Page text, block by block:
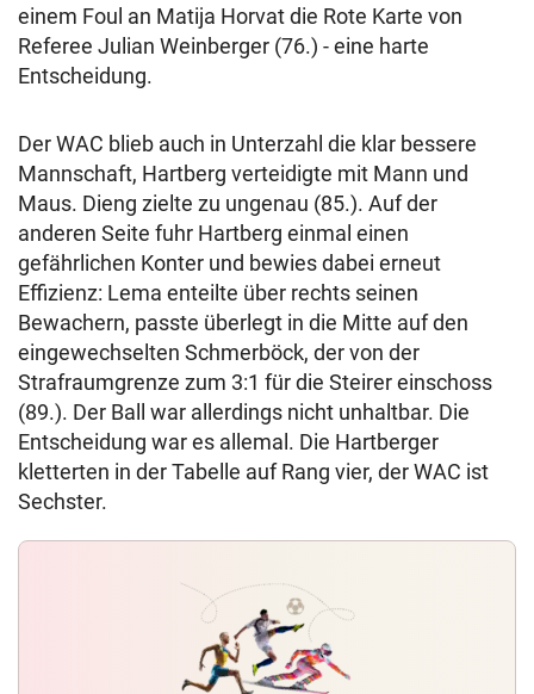
einem Foul an Matija Horvat die Rote Karte von
Referee Julian Weinberger (76.) - eine harte
Entscheidung.
Der WAC blieb auch in Unterzahl die klar bessere
Mannschaft, Hartberg verteidigte mit Mann und
Maus. Dieng zielte zu ungenau (85.). Auf der
anderen Seite fuhr Hartberg einmal einen
gefährlichen Konter und bewies dabei erneut
Effizienz: Lema enteilte über rechts seinen
Bewachern, passte überlegt in die Mitte auf den
eingewechselten Schmerböck, der von der
Strafraumgrenze zum 3:1 für die Steirer einschoss
(89.). Der Ball war allerdings nicht unhaltbar. Die
Entscheidung war es allemal. Die Hartberger
kletterten in der Tabelle auf Rang vier, der WAC ist
Sechster.